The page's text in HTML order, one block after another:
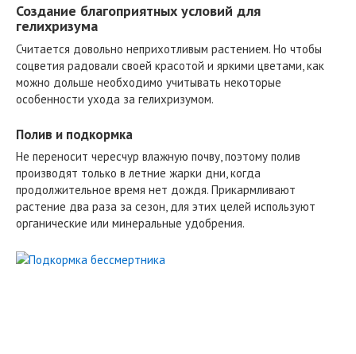
Создание благоприятных условий для
гелихризума
Считается довольно неприхотливым растением. Но чтобы
соцветия радовали своей красотой и яркими цветами, как
можно дольше необходимо учитывать некоторые
особенности ухода за гелихризумом.
Полив и подкормка
Не переносит чересчур влажную почву, поэтому полив
производят только в летние жарки дни, когда
продолжительное время нет дождя. Прикармливают
растение два раза за сезон, для этих целей используют
органические или минеральные удобрения.